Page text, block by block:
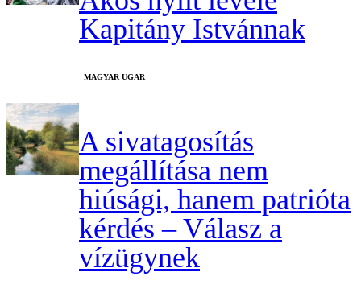
Kapitány Istvánnak
MAGYAR UGAR
A sivatagosítás
megállítása nem
hiúsági, hanem patrióta
kérdés – Válasz a
vízügynek